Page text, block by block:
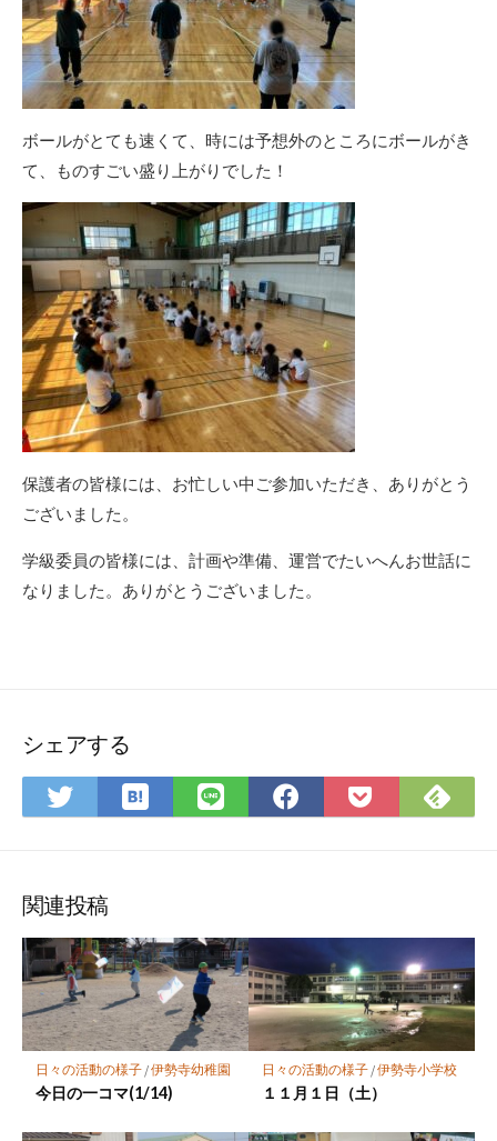
ボールがとても速くて、時には予想外のところにボールがき
て、ものすごい盛り上がりでした！
保護者の皆様には、お忙しい中ご参加いただき、ありがとう
ございました。
学級委員の皆様には、計画や準備、運営でたいへんお世話に
なりました。ありがとうございました。
シェアする
Twitter
で
ア
は
て
マ
ー
ク
に
保
存
LINE
で
Facebook
で
Pocket
に
で
関連投稿
日々の活動の様子/伊勢寺幼稚園
今日の一コマ(1/14)
日々の活動の様子/伊勢寺小学校
１１月１日（土）